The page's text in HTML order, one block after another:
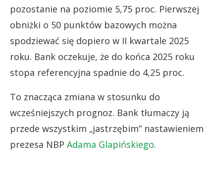
pozostanie na poziomie 5,75 proc. Pierwszej
obniżki o 50 punktów bazowych można
spodziewać się dopiero w II kwartale 2025
roku. Bank oczekuje, że do końca 2025 roku
stopa referencyjna spadnie do 4,25 proc.
To znacząca zmiana w stosunku do
wcześniejszych prognoz. Bank tłumaczy ją
przede wszystkim „jastrzębim” nastawieniem
prezesa NBP Adama Glapińskiego.